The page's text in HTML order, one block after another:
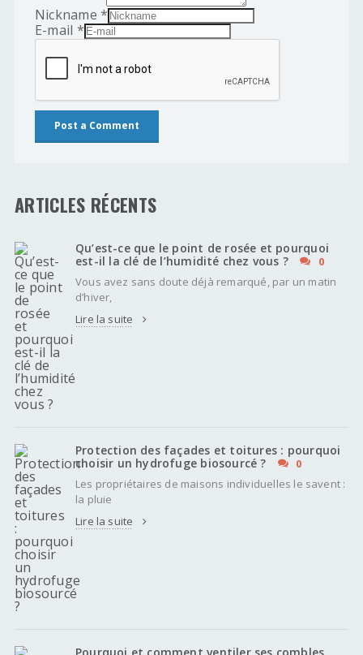
Nickname*
E-mail *
ARTICLES RÉCENTS
Qu’est-ce que le point de rosée et pourquoi
est-il la clé de l’humidité chez vous ?
0
Vous avez sans doute déjà remarqué, par un matin
d’hiver,
Lire la suite
Protection des façades et toitures : pourquoi
choisir un hydrofuge biosourcé ?
0
Les propriétaires de maisons individuelles le savent :
la pluie
Lire la suite